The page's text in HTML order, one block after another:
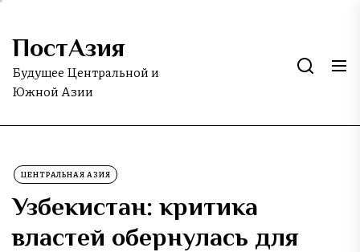
Skip
the
content
ПостАзия
Будущее Центральной и
Южной Азии
ЦЕНТРАЛЬНАЯ АЗИЯ
Узбекистан: критика
властей обернулась для